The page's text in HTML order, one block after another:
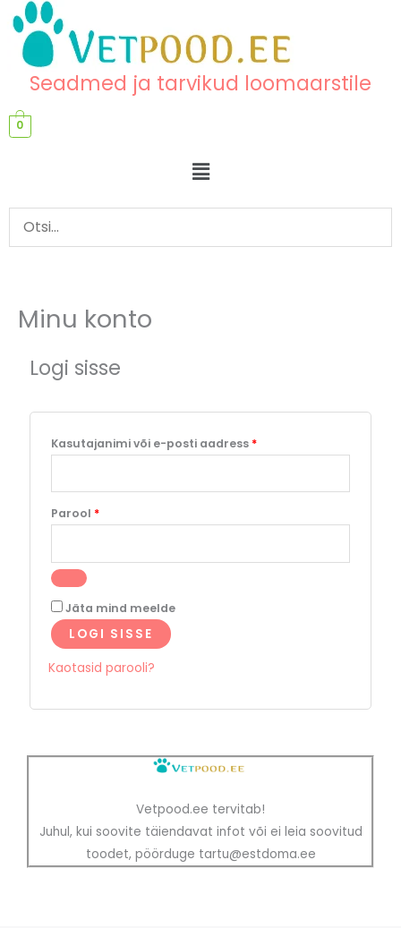
content
content
Seadmed ja tarvikud loomaarstile
0
Menu
Minu konto
Logi sisse
Kasutajanimi või e-posti aadress *
Parool *
Jäta mind meelde
LOGI SISSE
Kaotasid parooli?
Vetpood.ee tervitab!
Juhul, kui soovite täiendavat infot või ei leia soovitud
toodet, pöörduge tartu@estdoma.ee